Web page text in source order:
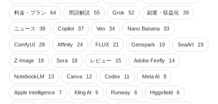
料金・プラン 64 用語解説 55 Grok 52 副業・収益化 39
ニュース 38 Copilot 37 Veo 34 Nano Banana 33
ComfyUI 28 Affinity 24 FLUX 21 Genspark 19 SeaArt 19
Z-Image 18 Sora 18 レビュー 15 Adobe Firefly 14
NotebookLM 13 Canva 12 Codex 11 Meta AI 8
Apple Intelligence 7 Kling AI 6 Runway 6 Higgsfield 6